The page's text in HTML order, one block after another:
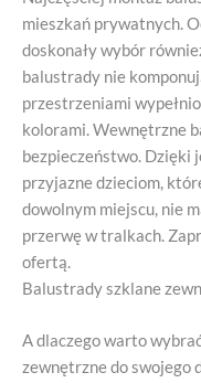
mieszkań prywatnych.
doskonały wybór
balustrady nie
przestrzeniami
kolorami. Wewnętrzne
bezpieczeństwo. Dzięki
przyjazne dzieciom,
dowolnym miejscu, nie
przerwę w tralkach.
ofertą.
Balustrady szklane
A dlaczego warto
zewnętrzne do swojego